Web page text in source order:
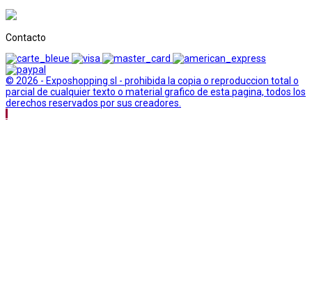
Contacto
© 2026 - Exposhopping sl - prohibida la copia o reproduccion total o
parcial de cualquier texto o material grafico de esta pagina, todos los
derechos reservados por sus creadores.